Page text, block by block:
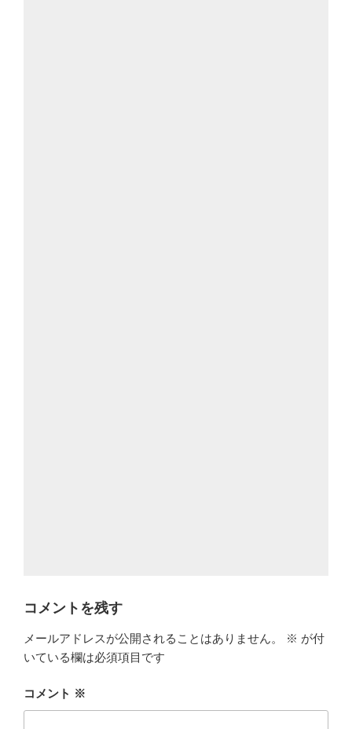
コメントを残す
メールアドレスが公開されることはありません。 ※ が付
いている欄は必須項目です
コメント ※